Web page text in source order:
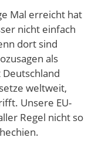
Mal erreicht hat
nicht einfach
dort sind
als
weltweit,
Unsere EU-
Regel nicht so